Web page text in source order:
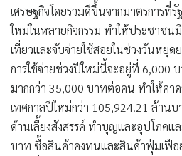
เศรษฐกิจโดยรวมดีขึ้นจากมาตรการที่
ใหม่ในหลายกิจกรรม ทำให้ประชาชน
เที่ยวและจับจ่ายใช้สอยในช่วงวันหยุ
การใช้จ่ายช่วงปีใหม่นี้จะอยู่ที่ 6,000
มากกว่า 35,000 บาทต่อคน ทำให้คาด
เทศกาลปีใหม่กว่า 105,924.21 ล้านบ
ด้านเลี้ยงสังสรรค์ ทำบุญและอุปโภคแ
บาท ซื้อสินค้าคงทนและสินค้าฟุ่มเฟือ